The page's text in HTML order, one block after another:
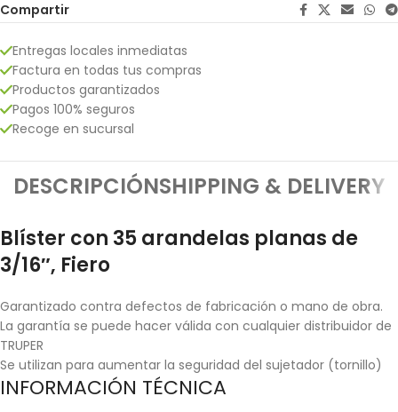
Compartir
Entregas locales inmediatas
Factura en todas tus compras
Productos garantizados
Pagos 100% seguros
Recoge en sucursal
DESCRIPCIÓNSHIPPING & DELIVERY
Blíster con 35 arandelas planas de
3/16″, Fiero
Garantizado contra defectos de fabricación o mano de obra.
La garantía se puede hacer válida con cualquier distribuidor de
TRUPER
Se utilizan para aumentar la seguridad del sujetador (tornillo)
INFORMACIÓN TÉCNICA